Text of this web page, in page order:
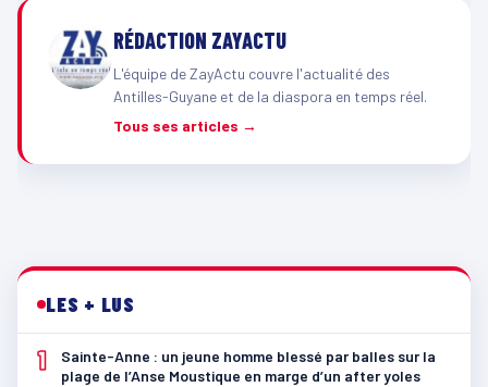
RÉDACTION ZAYACTU
L'équipe de ZayActu couvre l'actualité des
Antilles-Guyane et de la diaspora en temps réel.
Tous ses articles →
LES + LUS
1
Sainte-Anne : un jeune homme blessé par balles sur la
plage de l’Anse Moustique en marge d’un after yoles